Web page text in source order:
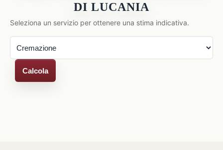
DI LUCANIA
Seleziona un servizio per ottenere una stima indicativa.
Calcola